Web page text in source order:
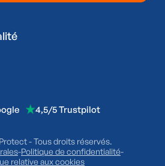
4,5/5 Trustpilot
- Tous droits réservés.
-Politique de confidentialité-
relative aux cookies